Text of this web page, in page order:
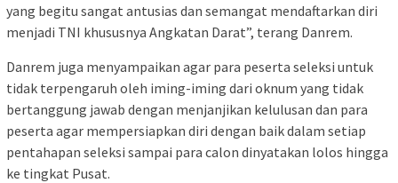
yang begitu sangat antusias dan semangat mendaftarkan diri
menjadi TNI khususnya Angkatan Darat”, terang Danrem.
Danrem juga menyampaikan agar para peserta seleksi untuk
tidak terpengaruh oleh iming-iming dari oknum yang tidak
bertanggung jawab dengan menjanjikan kelulusan dan para
peserta agar mempersiapkan diri dengan baik dalam setiap
pentahapan seleksi sampai para calon dinyatakan lolos hingga
ke tingkat Pusat.